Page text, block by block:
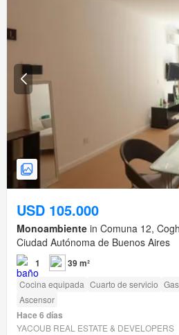
USD 105.000
Monoambiente in Comuna 12,
Ciudad Autónoma de Buenos Aires
1 39 m²
Cocina equipada Cuarto de servicio
Ascensor
Hace 6 días
YACOUB REAL ESTATE & DEVELOPERS